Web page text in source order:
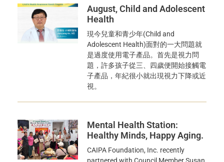
August, Child and Adolescent
Health
現今兒童和青少年(Child and
Adolescent Health)面對的一大問題就
是過度使用電子產品。首先是視力問
題，許多孩子從三、四歲便開始接觸電
子產品，年紀很小就出現視力下降或近
視。
Mental Health Station:
Healthy Minds, Happy Aging.
CAIPA Foundation, Inc. recently